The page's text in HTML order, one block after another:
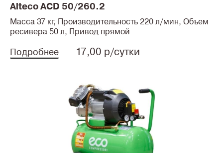
Alteco ACD 50/260.2
Масса 37 кг, Производительность 220 л/мин, Объем
ресивера 50 л, Привод прямой
Подробнее 17,00 р/сутки